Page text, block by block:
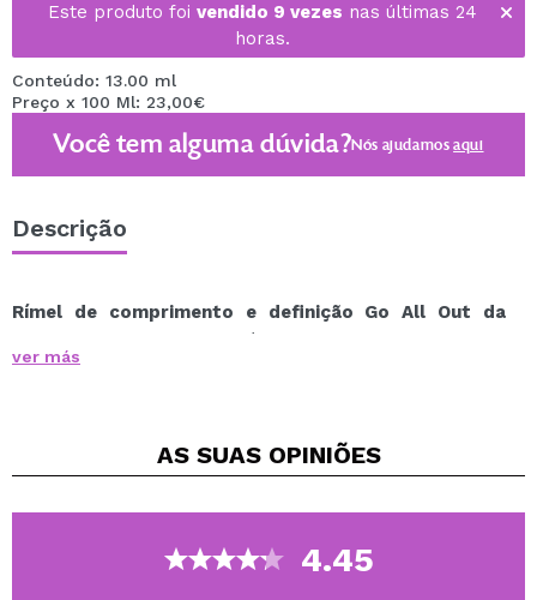
Este produto foi vendido 9 vezes nas últimas 24
horas.
Conteúdo: 13.00 ml
Preço x 100 Ml: 23,00€
Você tem alguma dúvida?Nós ajudamosaqui
Descrição
Rímel de comprimento e definição Go All Out da
para cílios perfeitos.
Obtenha cílios longos com definição máxima, graças a
ver más
AS SUAS OPINIÕES
4.45